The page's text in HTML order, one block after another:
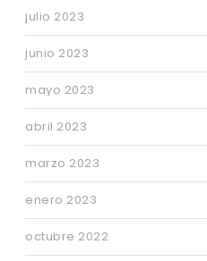
julio 2023
junio 2023
mayo 2023
abril 2023
marzo 2023
enero 2023
octubre 2022